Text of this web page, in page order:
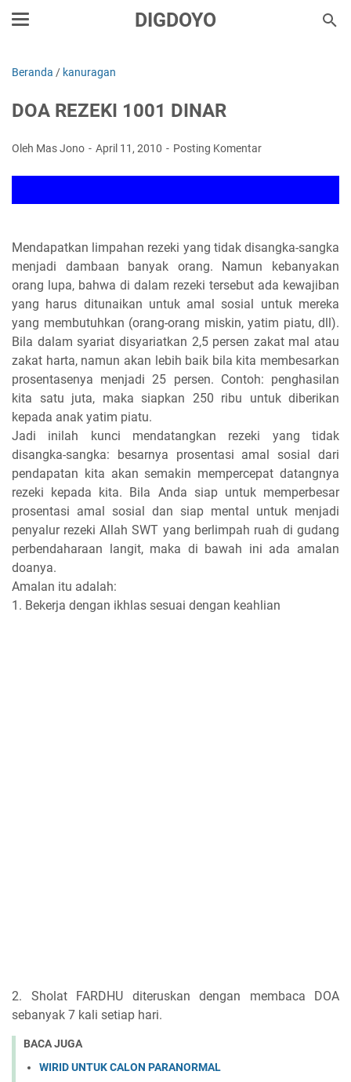
DIGDOYO
Beranda / kanuragan
DOA REZEKI 1001 DINAR
Oleh Mas Jono April 11, 2010 Posting Komentar
Mendapatkan limpahan rezeki yang tidak disangka-sangka
menjadi dambaan banyak orang. Namun kebanyakan
orang lupa, bahwa di dalam rezeki tersebut ada kewajiban
yang harus ditunaikan untuk amal sosial untuk mereka
yang membutuhkan (orang-orang miskin, yatim piatu, dll).
Bila dalam syariat disyariatkan 2,5 persen zakat mal atau
zakat harta, namun akan lebih baik bila kita membesarkan
prosentasenya menjadi 25 persen. Contoh: penghasilan
kita satu juta, maka siapkan 250 ribu untuk diberikan
kepada anak yatim piatu.
Jadi inilah kunci mendatangkan rezeki yang tidak
disangka-sangka: besarnya prosentasi amal sosial dari
pendapatan kita akan semakin mempercepat datangnya
rezeki kepada kita. Bila Anda siap untuk memperbesar
prosentasi amal sosial dan siap mental untuk menjadi
penyalur rezeki Allah SWT yang berlimpah ruah di gudang
perbendaharaan langit, maka di bawah ini ada amalan
doanya.
Amalan itu adalah:
1. Bekerja dengan ikhlas sesuai dengan keahlian
2. Sholat FARDHU diteruskan dengan membaca DOA
sebanyak 7 kali setiap hari.
BACA JUGA
WIRID UNTUK CALON PARANORMAL